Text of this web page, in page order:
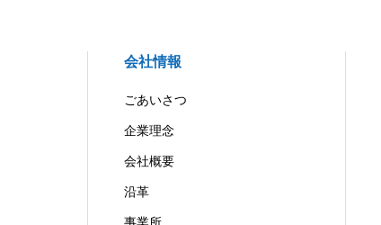
会社情報
ごあいさつ
企業理念
会社概要
沿革